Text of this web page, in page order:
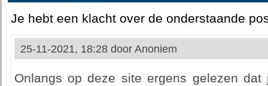
Je hebt een klacht over de onderstaande
25-11-2021, 18:28 door Anoniem
Onlangs op deze site ergens gelezen